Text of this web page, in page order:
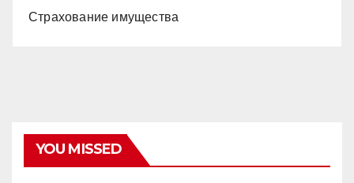
Страхование имущества
YOU MISSED